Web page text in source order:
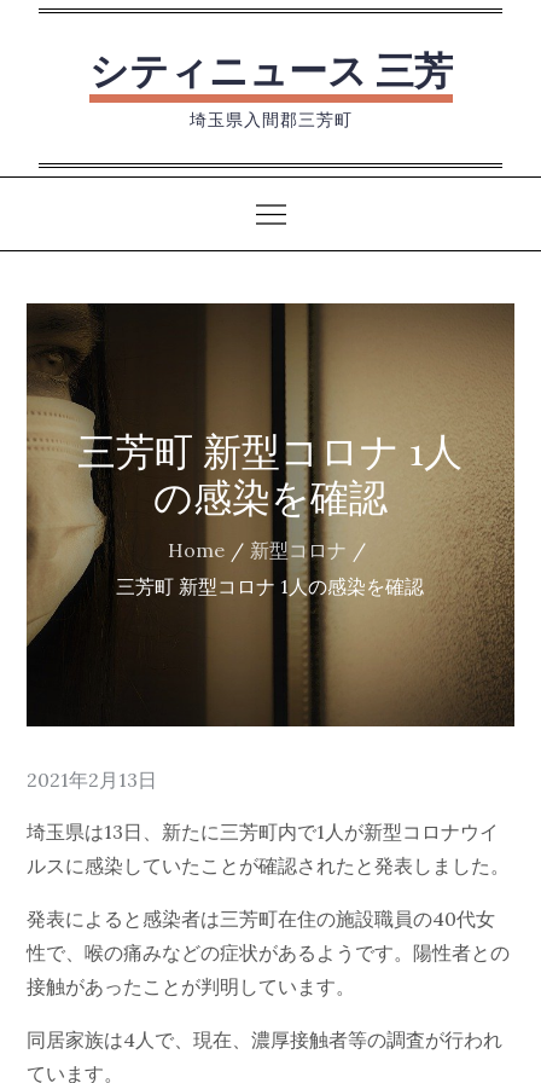
シティニュース 三芳
埼玉県入間郡三芳町
三芳町 新型コロナ 1人
の感染を確認
Home
新型コロナ
三芳町 新型コロナ 1人の感染を確認
Posted
2021年2月13日
埼玉県は13日、新たに三芳町内で1人が新型コロナウイ
ルスに感染していたことが確認されたと発表しました。
発表によると感染者は三芳町在住の施設職員の40代女
性で、喉の痛みなどの症状があるようです。陽性者との
接触があったことが判明しています。
同居家族は4人で、現在、濃厚接触者等の調査が行われ
ています。